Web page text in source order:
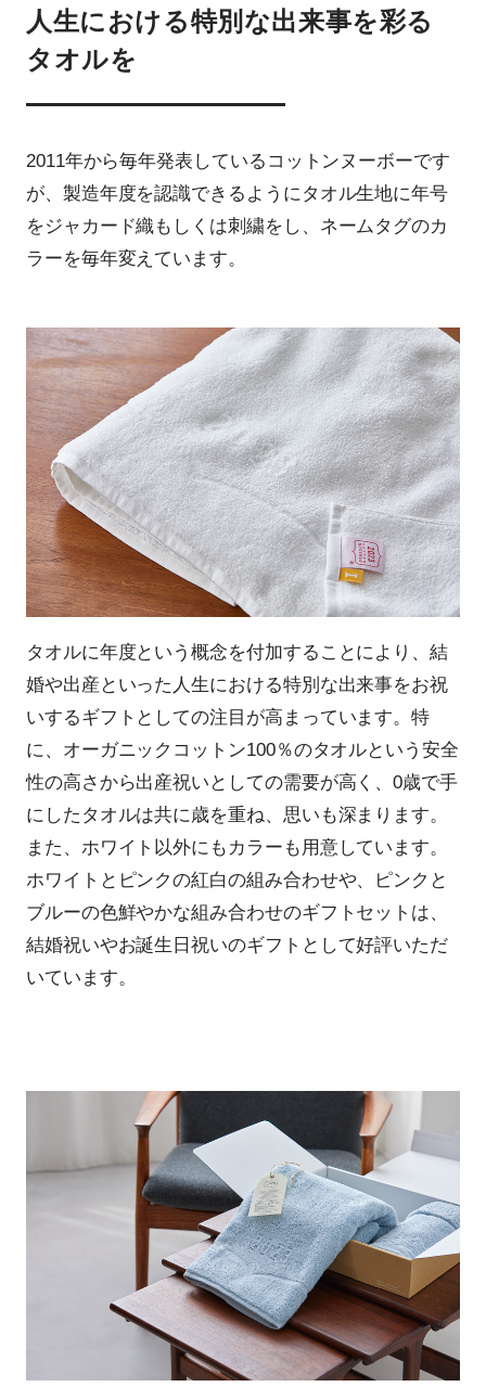
人生における特別な出来事を彩る
タオルを
2011年から毎年発表しているコットンヌーボーです
が、製造年度を認識できるようにタオル生地に年号
をジャカード織もしくは刺繍をし、ネームタグのカ
ラーを毎年変えています。
タオルに年度という概念を付加することにより、結
婚や出産といった人生における特別な出来事をお祝
いするギフトとしての注目が高まっています。特
に、オーガニックコットン100％のタオルという安全
性の高さから出産祝いとしての需要が高く、0歳で手
にしたタオルは共に歳を重ね、思いも深まります。
また、ホワイト以外にもカラーも用意しています。
ホワイトとピンクの紅白の組み合わせや、ピンクと
ブルーの色鮮やかな組み合わせのギフトセットは、
結婚祝いやお誕生日祝いのギフトとして好評いただ
いています。